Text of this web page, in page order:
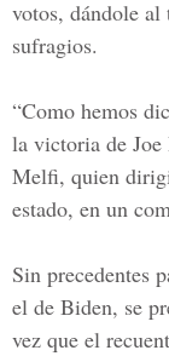
votos, dándole al
sufragios.
“Como hemos
la victoria de
Melfi, quien
estado, en un
Sin precedentes
el de Biden, se
vez que el